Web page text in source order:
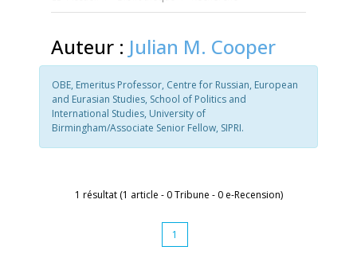
Auteur : Julian M. Cooper
OBE, Emeritus Professor, Centre for Russian, European
and Eurasian Studies, School of Politics and
International Studies, University of
Birmingham/Associate Senior Fellow, SIPRI.
1 résultat (1 article - 0 Tribune - 0 e-Recension)
1